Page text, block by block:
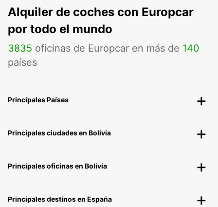
Alquiler de coches con Europcar
por todo el mundo
3835 oficinas de Europcar en más de 140
países
Principales Países
Principales ciudades en Bolivia
Principales oficinas en Bolivia
Principales destinos en España